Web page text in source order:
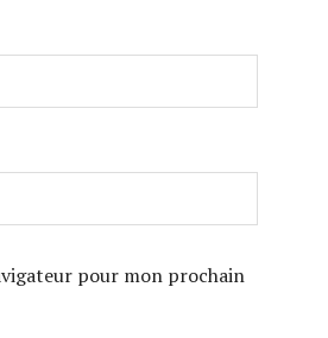
pour mon prochain